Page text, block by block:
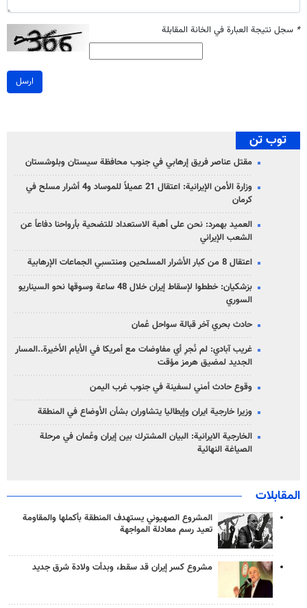
* سجل نتيجة العبارة في الخانة المقابلة
ارسل
توب تن
مقتل عناصر فريق إرهابي في جنوب محافظة سيستان وبلوشستان
وزارة الأمن الإيرانية: اعتقال 21 عميلاً للموساد و4 أشرار مسلح في
كرمان
العميد بهمرد: نحن على أهبة الاستعداد للتضحية بأرواحنا دفاعاً عن
الشعب الإيراني
اعتقال 8 من كبار الأشرار المسلحين ومنتسبي الجماعات الإرهابية
بزشكيان: خططوا لإسقاط إيران خلال 48 ساعة وسوقها نحو السيناريو
السوري
حادث بحري آخر قبالة سواحل عُمان
غريب آبادي: لم نُجرِ أي مفاوضات مع أمريكا في الأيام الأخيرة..المسار
الجديد لمضيق هرمز مؤقت
وقوع حادث أمني لسفينة في جنوب غرب اليمن
وزيرا خارجية ايران وإيطاليا يتشاوران بشأن الأوضاع في المنطقة
الخارجية الايرانية: البيان المشترك بين إيران وعُمان في مرحلة
الصياغة النهائية
المقابلات
المشروع الصهيوني يستهدف المنطقة بأكملها والمقاومة
تعيد رسم معادلة المواجهة
مشروع كسر إيران قد سقط، وبدأت ولادة شرق جديد